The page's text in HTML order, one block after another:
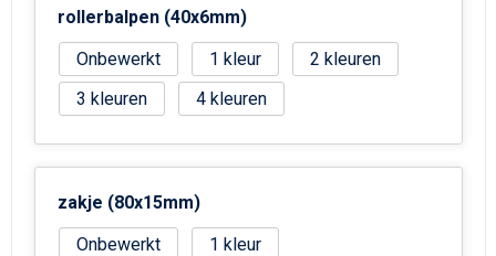
rollerbalpen (40x6mm)
Onbewerkt
1
2
3
4
zakje (80x15mm)
Onbewerkt
1